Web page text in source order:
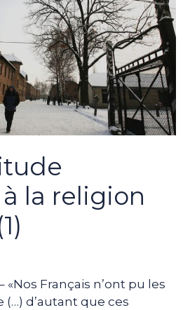
la religion
«Nos Français n’ont pu les
(…) d’autant que ces